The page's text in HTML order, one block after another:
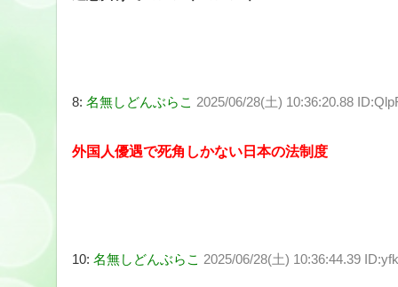
8: 名無しどんぶらこ 2025/06/28(土) 10:36:20.88
外国人優遇で死角しかない日本の法制度
10: 名無しどんぶらこ 2025/06/28(土) 10:36:44.39